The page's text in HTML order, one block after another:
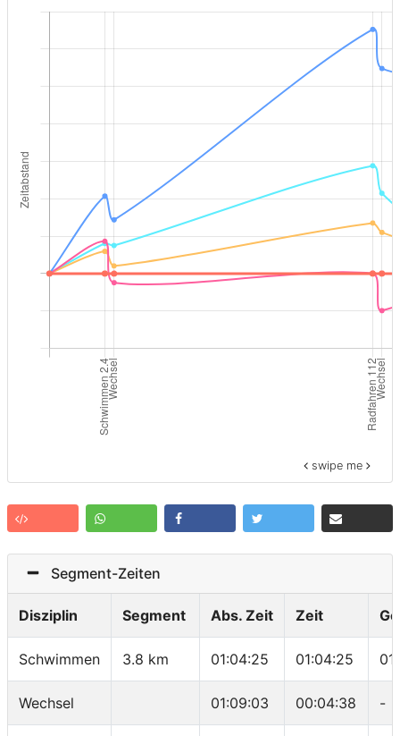
swipe me
Segment-Zeiten
Disziplin Segment Abs. Zeit Zeit
Schwimmen 3.8 km 01:04:25 01:04:25
Wechsel 01:09:03 00:04:38 -